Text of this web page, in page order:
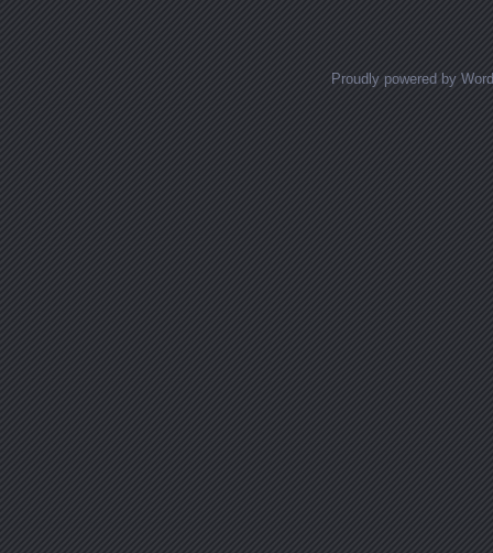
Proudly powered by